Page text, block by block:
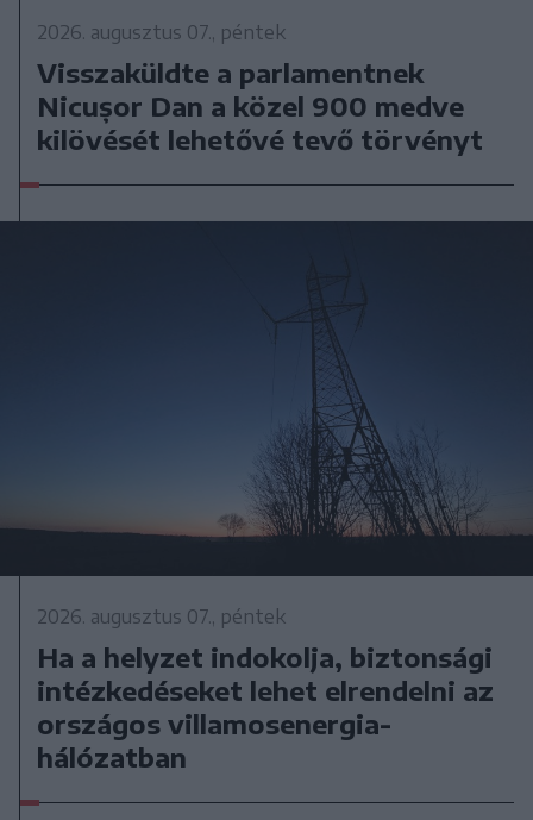
2026. augusztus 07., péntek
Visszaküldte a parlamentnek
Nicușor Dan a közel 900 medve
kilövését lehetővé tevő törvényt
2026. augusztus 07., péntek
Ha a helyzet indokolja, biztonsági
intézkedéseket lehet elrendelni az
országos villamosenergia-
hálózatban